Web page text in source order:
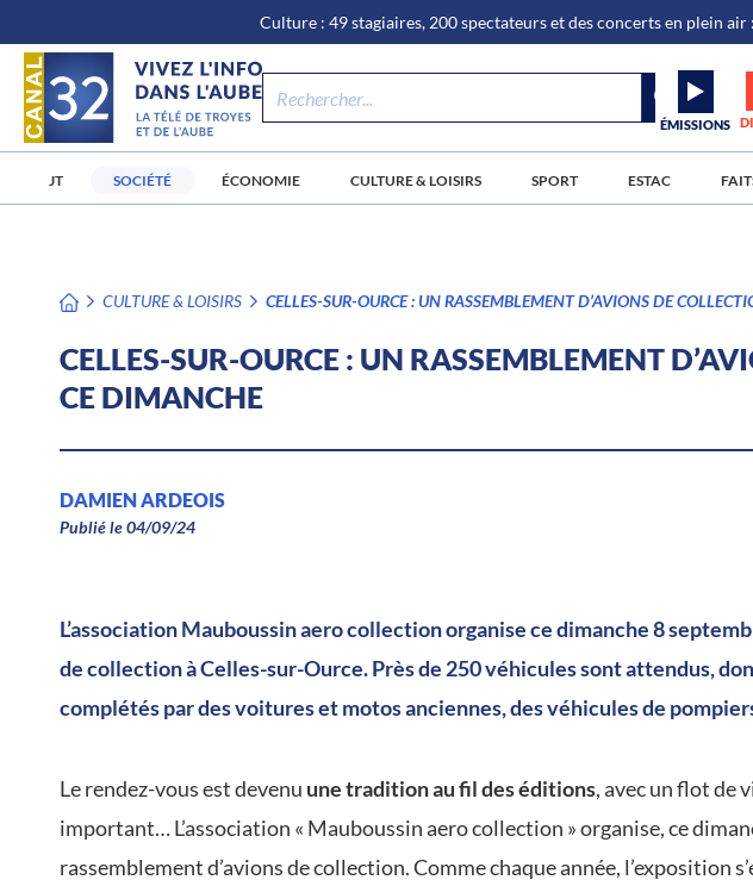
au
contenu
Culture : 49 stagiaires, 200 spectateurs et des concerts en plein
ÉMISSIONS
JT SOCIÉTÉ ÉCONOMIE CULTURE & LOISIRS SPORT ESTAC
CULTURE & LOISIRS CELLES-SUR-OURCE : UN RASSEMBLEMENT D’AVIONS DE
CELLES-SUR-OURCE : UN RASSEMBLEMENT
CE DIMANCHE
DAMIEN ARDEOIS
Publié le 04/09/24
L’association Mauboussin aero collection organise ce dimanche 8
de collection à Celles-sur-Ource. Près de 250 véhicules sont attendus,
complétés par des voitures et motos anciennes, des véhicules de
Le rendez-vous est devenu une tradition au fil des éditions, avec un flot de
important… L’association « Mauboussin aero collection » organise, ce
rassemblement d’avions de collection. Comme chaque année, l’exposition